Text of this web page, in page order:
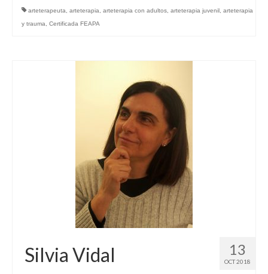
arteterapeuta arteterapia arteterapia con adultos arteterapia juvenil arteterapia
y trauma
Certificada FEAPA
13
OCT 2018
Silvia Vidal